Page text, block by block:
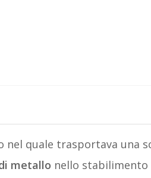
quale trasportava una
metallo nello stabilimento